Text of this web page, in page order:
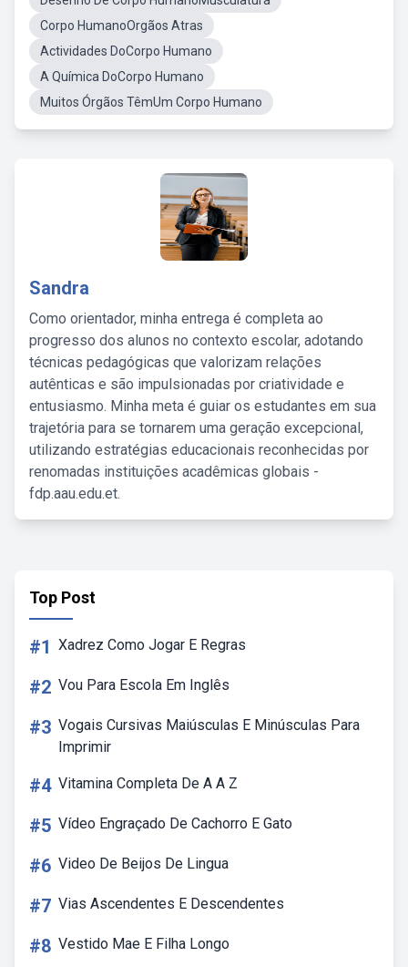
Corpo HumanoOrgãos Atras
Actividades DoCorpo Humano
A Química DoCorpo Humano
Muitos Órgãos TêmUm Corpo Humano
Sandra
Como orientador, minha entrega é completa ao
progresso dos alunos no contexto escolar, adotando
técnicas pedagógicas que valorizam relações
autênticas e são impulsionadas por criatividade e
entusiasmo. Minha meta é guiar os estudantes em sua
trajetória para se tornarem uma geração excepcional,
utilizando estratégias educacionais reconhecidas por
renomadas instituições acadêmicas globais -
fdp.aau.edu.et.
Top Post
#1 Xadrez Como Jogar E Regras
#2 Vou Para Escola Em Inglês
#3 Vogais Cursivas Maiúsculas E Minúsculas Para
Imprimir
#4 Vitamina Completa De A A Z
#5 Vídeo Engraçado De Cachorro E Gato
#6 Video De Beijos De Lingua
#7 Vias Ascendentes E Descendentes
#8 Vestido Mae E Filha Longo